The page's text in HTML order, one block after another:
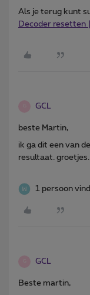
Als je terug kunt
Decoder resetten
GCL
beste Martin,
ik ga dit een van
resultaat. groetjes.
1 persoon
GCL
Beste martin,